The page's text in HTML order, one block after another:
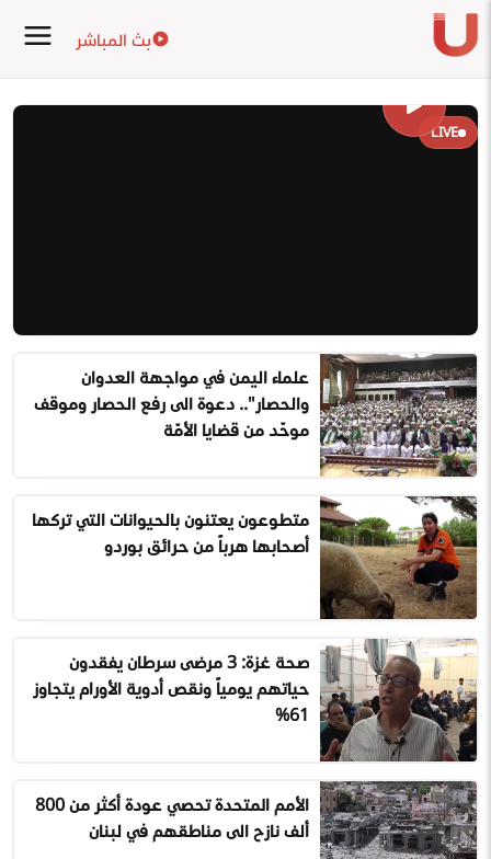
بث المباشر
LIVE
علماء اليمن في مواجهة العدوان
والحصار".. دعوة الى رفع الحصار وموقف
موحّد من قضايا الأمّة
متطوعون يعتنون بالحيوانات التي تركها
أصحابها هرباً من حرائق بوردو
صحة غزة: 3 مرضى سرطان يفقدون
حياتهم يومياً ونقص أدوية الأورام يتجاوز
61%
الأمم المتحدة تحصي عودة أكثر من 800
ألف نازح الى مناطقهم في لبنان